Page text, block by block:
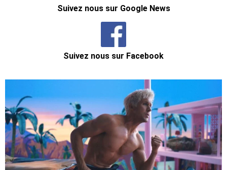
Suivez nous sur Google News
Suivez nous sur Facebook